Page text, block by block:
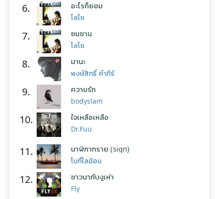
6. อะไรก็ยอม
โลโซ
7. ซมซาน
โลโซ
8. มานะ
พงษ์สิทธิ์ คำภีร์
9. ความรัก
bodyslam
10. ใจเหลือเหลือ
Dr.Fuu
11. นาฬิกาทราย (sign)
โบกี้ไลอ้อน
12. ชาวนากับงูเห่า
Fly